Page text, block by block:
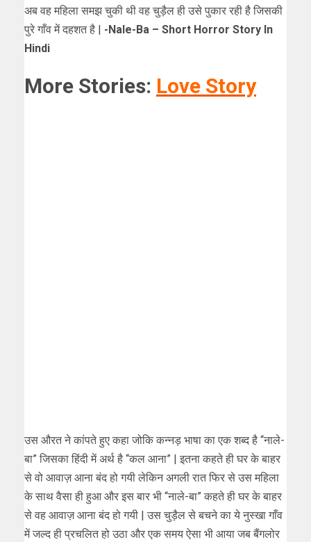
अब वह महिला समझ चुकी थी वह चुड़ैल ही उसे पुकार रही है जिसकी
पुरे गाँव में दहशत है | -Nale-Ba – Short Horror Story In
Hindi
More Stories: Love Story
उस औरत ने कांपते हुए कहा जोकि कन्नड़ भाषा का एक शब्द है “नाले-
बा” जिसका हिंदी में अर्थ है “कल आना” | इतना कहते ही घर के बाहर
से वो आवाज़ आना बंद हो गयी लेकिन अगली रात फिर से उस महिला
के साथ वैसा ही हुआ और इस बार भी “नाले-बा” कहते ही घर के बाहर
से वह आवाज़ आना बंद हो गयी | उस चुड़ैल से बचने का ये नुस्खा गाँव
में जल्द ही प्रचलित हो उठा और एक समय ऐसा भी आया जब बैंगलोर